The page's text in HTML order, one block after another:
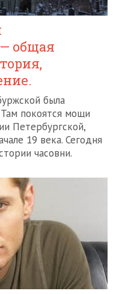
общая
была
покоятся мощи
Петербургской,
19 века. Сегодня
часовни.